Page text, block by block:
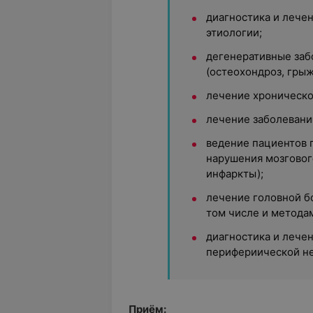
диагностика и
этиологии;
дегенеративные
(остеохондроз,
лечение
лечение
ведение пациентов
нарушения
инфаркты);
лечение головной
том числе и
диагностика и
перифериической
Приём: